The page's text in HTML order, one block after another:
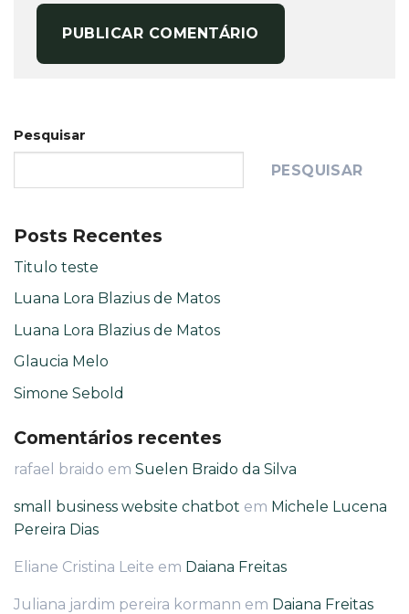
Pesquisar
PESQUISAR
Posts Recentes
Titulo teste
Luana Lora Blazius de Matos
Luana Lora Blazius de Matos
Glaucia Melo
Simone Sebold
Comentários recentes
rafael braido em Suelen Braido da Silva
small business website chatbot em Michele Lucena
Pereira Dias
Eliane Cristina Leite em Daiana Freitas
Juliana jardim pereira kormann em Daiana Freitas